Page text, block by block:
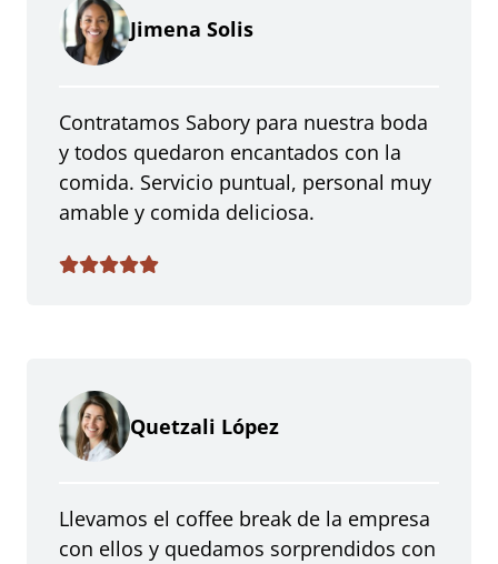
Jimena Solis
Contratamos Sabory para nuestra boda
y todos quedaron encantados con la
comida. Servicio puntual, personal muy
amable y comida deliciosa.
Quetzali López
Llevamos el coffee break de la empresa
con ellos y quedamos sorprendidos con